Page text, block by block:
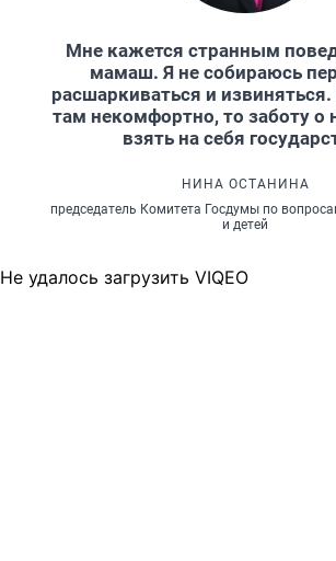
Мне кажется странным
мамаш. Я не собираюсь
расшаркиваться и
там некомфортно, то заботу о
взять на себя
НИНА ОСТАНИНА
председатель Комитета Госдумы по
и детей
Не удалось загрузить VIQEO